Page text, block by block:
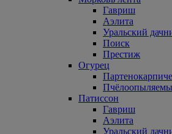
Гавриш
Аэлита
Уральский
Поиск
Престиж
Огурец
Патиссон
Гавриш
Аэлита
Уральский